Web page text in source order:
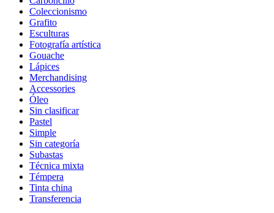
Coleccionismo
Grafito
Esculturas
Fotografía artística
Gouache
Lápices
Merchandising
Accessories
Óleo
Sin clasificar
Pastel
Simple
Sin categoría
Subastas
Técnica mixta
Témpera
Tinta china
Transferencia